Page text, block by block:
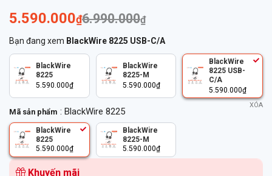
5.590.000₫6.990.000₫
Bạn đang xem BlackWire 8225 USB-C/A
BlackWire
8225
5.590.000₫
BlackWire
8225-M
5.590.000₫
BlackWire
8225 USB-
C/A
5.590.000₫
Mã sản phẩm : BlackWire 8225
BlackWire
8225
5.590.000₫
BlackWire
8225-M
5.590.000₫
XÓA
Khuyến mãi